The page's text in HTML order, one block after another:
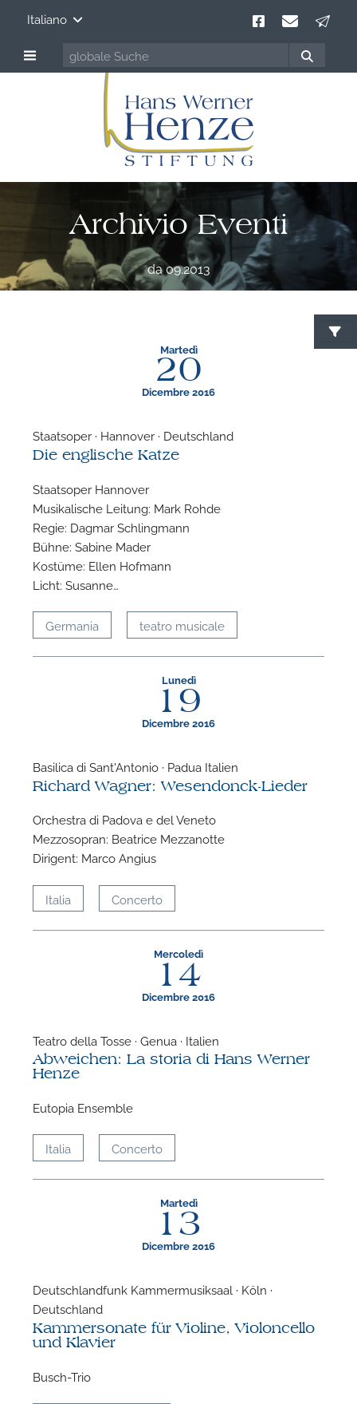
Italiano
Archivio Eventi
da 09.2013
Martedì
20
Dicembre 2016
Staatsoper · Hannover · Deutschland
Die englische Katze
Staatsoper Hannover
Musikalische Leitung: Mark Rohde
Regie: Dagmar Schlingmann
Bühne: Sabine Mader
Kostüme: Ellen Hofmann
Licht: Susanne…
Germania teatro musicale
Lunedì
19
Dicembre 2016
Basilica di Sant'Antonio · Padua Italien
Richard Wagner: Wesendonck-Lieder
Orchestra di Padova e del Veneto
Mezzosopran: Beatrice Mezzanotte
Dirigent: Marco Angius
Italia Concerto
Mercoledì
14
Dicembre 2016
Teatro della Tosse · Genua · Italien
Abweichen: La storia di Hans Werner
Henze
Eutopia Ensemble
Italia Concerto
Martedì
13
Dicembre 2016
Deutschlandfunk Kammermusiksaal · Köln ·
Deutschland
Kammersonate für Violine, Violoncello
und Klavier
Busch-Trio